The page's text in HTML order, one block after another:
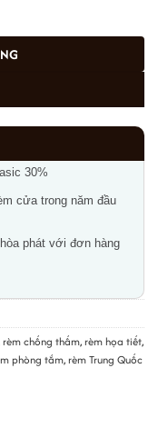
PT-108 số lượng
30%
cửa trong năm đầu
phát với đơn hàng
rèm chống thấm,rèm họa tiết,
phòng tắm,rèm Trung Quốc